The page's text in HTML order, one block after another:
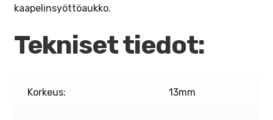
kaapelinsyöttöaukko.
Tekniset tiedot:
Korkeus: 13mm